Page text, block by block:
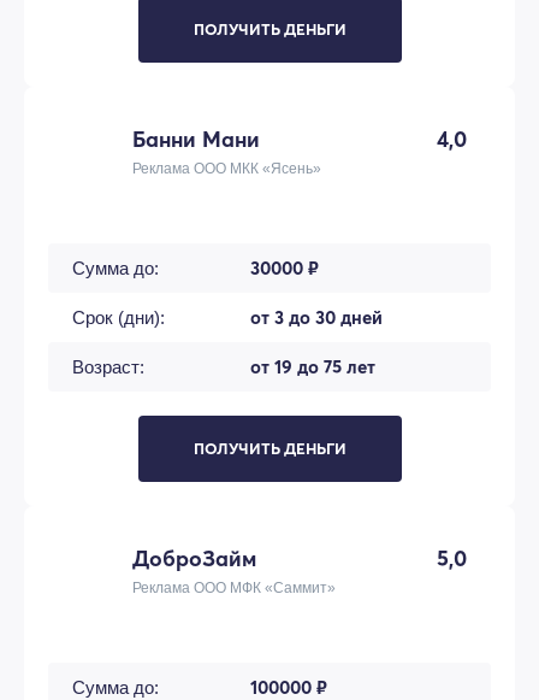
ПОЛУЧИТЬ ДЕНЬГИ
Банни Мани 4,0
Реклама ООО МКК «Ясень»
Сумма до: 30000 ₽
Срок (дни): от 3 до 30 дней
Возраст: от 19 до 75 лет
ПОЛУЧИТЬ ДЕНЬГИ
ДоброЗайм 5,0
Реклама ООО МФК «Саммит»
Сумма до: 100000 ₽